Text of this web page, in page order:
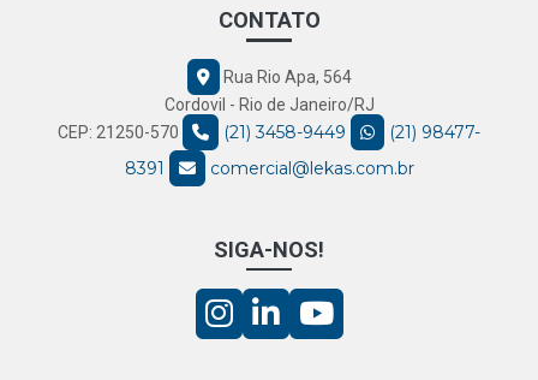
CONTATO
Rua Rio Apa, 564
Cordovil - Rio de Janeiro/RJ
CEP: 21250-570
(21) 3458-9449
(21) 98477-
8391
comercial@lekas.com.br
SIGA-NOS!